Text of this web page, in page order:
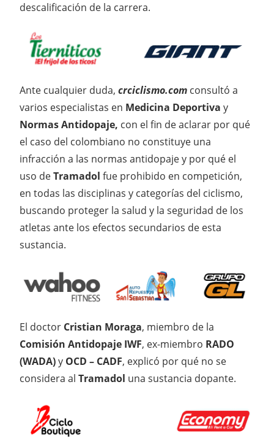
descalificación de la carrera.
Ante cualquier duda, crciclismo.com consultó a
varios especialistas en Medicina Deportiva y
Normas Antidopaje, con el fin de aclarar por qué
el caso del colombiano no constituye una
infracción a las normas antidopaje y por qué el
uso deTramadol fue prohibido en competición,
en todas las disciplinas y categorías del ciclismo,
buscando proteger la salud y la seguridad de los
atletas ante los efectos secundarios de esta
sustancia.
El doctor Cristian Moraga, miembro de la
Comisión Antidopaje IWF, ex-miembro RADO
(WADA)y OCD – CADF, explicó por qué no se
considera al Tramadol una sustancia dopante.